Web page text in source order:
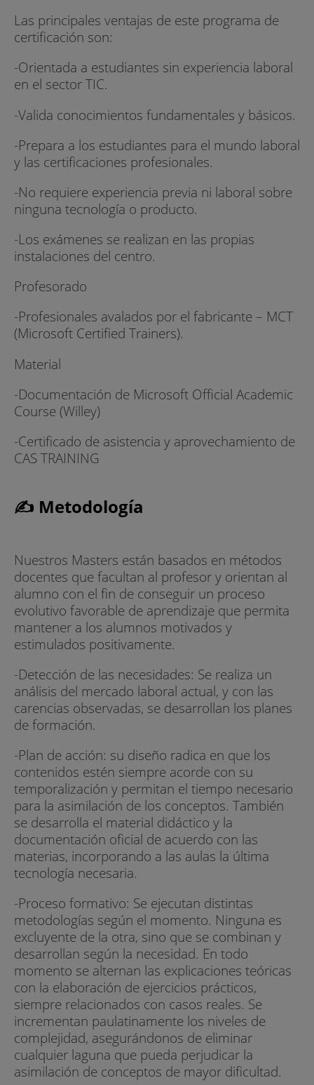
Las principales ventajas de este programa de
certificación son:
-Orientada a estudiantes sin experiencia laboral
en el sector TIC.
-Valida conocimientos fundamentales y básicos.
-Prepara a los estudiantes para el mundo laboral
y las certificaciones profesionales.
-No requiere experiencia previa ni laboral sobre
ninguna tecnología o producto.
-Los exámenes se realizan en las propias
instalaciones del centro.
Profesorado
-Profesionales avalados por el fabricante – MCT
(Microsoft Certified Trainers).
Material
-Documentación de Microsoft Official Academic
Course (Willey)
-Certificado de asistencia y aprovechamiento de
CAS TRAINING
✍ Metodología
Nuestros Masters están basados en métodos
docentes que facultan al profesor y orientan al
alumno con el fin de conseguir un proceso
evolutivo favorable de aprendizaje que permita
mantener a los alumnos motivados y
estimulados positivamente.
-Detección de las necesidades: Se realiza un
análisis del mercado laboral actual, y con las
carencias observadas, se desarrollan los planes
de formación.
-Plan de acción: su diseño radica en que los
contenidos estén siempre acorde con su
temporalización y permitan el tiempo necesario
para la asimilación de los conceptos. También
se desarrolla el material didáctico y la
documentación oficial de acuerdo con las
materias, incorporando a las aulas la última
tecnología necesaria.
-Proceso formativo: Se ejecutan distintas
metodologías según el momento. Ninguna es
excluyente de la otra, sino que se combinan y
desarrollan según la necesidad. En todo
momento se alternan las explicaciones teóricas
con la elaboración de ejercicios prácticos,
siempre relacionados con casos reales. Se
incrementan paulatinamente los niveles de
complejidad, asegurándonos de eliminar
cualquier laguna que pueda perjudicar la
asimilación de conceptos de mayor dificultad.